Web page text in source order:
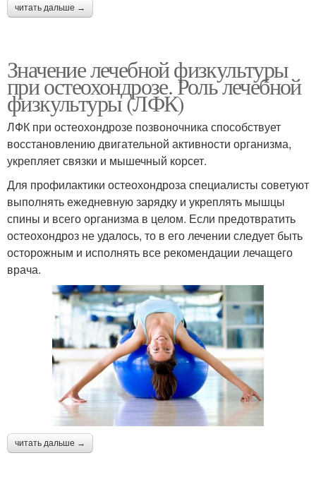
читать дальше →
Значение лечебной физкультуры
при остеохондрозе. Роль лечебной
физкультуры (ЛФК)
ЛФК при остеохондрозе позвоночника способствует
восстановлению двигательной активности организма,
укрепляет связки и мышечный корсет.
Для профилактики остеохондроза специалисты советуют
выполнять ежедневную зарядку и укреплять мышцы
спины и всего организма в целом. Если предотвратить
остеохондроз не удалось, то в его лечении следует быть
осторожным и исполнять все рекомендации лечащего
врача.
читать дальше →